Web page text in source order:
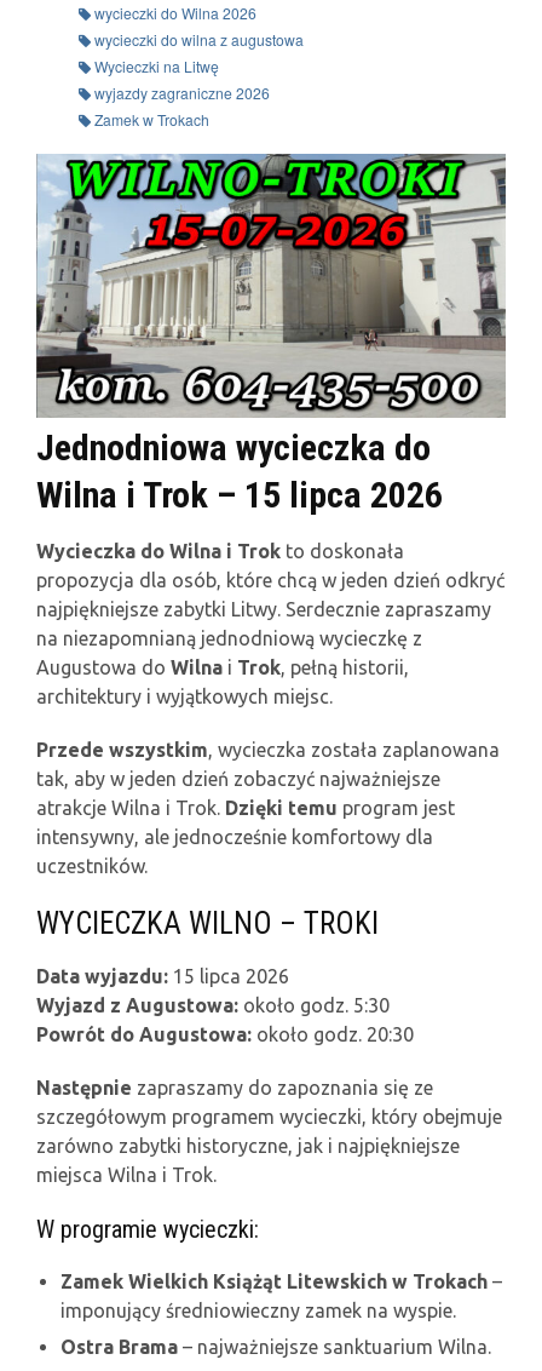
wycieczki do Wilna 2026
wycieczki do wilna z augustowa
Wycieczki na Litwę
wyjazdy zagraniczne 2026
Zamek w Trokach
Jednodniowa wycieczka do
Wilna i Trok – 15 lipca 2026
Wycieczka do Wilna i Trok to doskonała
propozycja dla osób, które chcą w jeden dzień odkryć
najpiękniejsze zabytki Litwy. Serdecznie zapraszamy
na niezapomnianą jednodniową wycieczkę z
Augustowa do Wilna i Trok, pełną historii,
architektury i wyjątkowych miejsc.
Przede wszystkim, wycieczka została zaplanowana
tak, aby w jeden dzień zobaczyć najważniejsze
atrakcje Wilna i Trok. Dzięki temu program jest
intensywny, ale jednocześnie komfortowy dla
uczestników.
WYCIECZKA WILNO – TROKI
Data wyjazdu: 15 lipca 2026
Wyjazd z Augustowa: około godz. 5:30
Powrót do Augustowa: około godz. 20:30
Następnie zapraszamy do zapoznania się ze
szczegółowym programem wycieczki, który obejmuje
zarówno zabytki historyczne, jak i najpiękniejsze
miejsca Wilna i Trok.
W programie wycieczki:
Zamek Wielkich Książąt Litewskich w Trokach –
imponujący średniowieczny zamek na wyspie.
Ostra Brama – najważniejsze sanktuarium Wilna.